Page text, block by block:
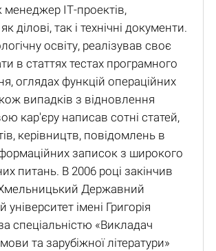
менеджер ІТ-проектів,
ділові, так і технічні документи.
освіту, реалізував своє
в статтях тестах програмного
оглядах функцій операційних
випадків з відновлення
кар'єру написав сотні статей,
керівництв, повідомлень в
записок з широкого
питань. В 2006 році закінчив
Державний
університет імені Григорія
спеціальністю «Викладач
та зарубіжної літератури»